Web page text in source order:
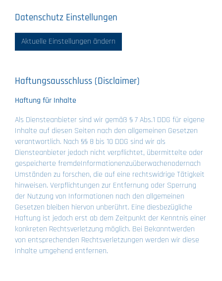
Datenschutz Einstellungen
Aktuelle Einstellungen ändern
Haftungsausschluss (Disclaimer)
Haftung für Inhalte
Als Diensteanbieter sind wir gemäß § 7 Abs.1 DDG für eigene
Inhalte auf diesen Seiten nach den allgemeinen Gesetzen
verantwortlich. Nach §§ 8 bis 10 DDG sind wir als
Diensteanbieter jedoch nicht verpflichtet, übermittelte oder
gespeicherte fremdeInformationenzuüberwachenodernach
Umständen zu forschen, die auf eine rechtswidrige Tätigkeit
hinweisen. Verpflichtungen zur Entfernung oder Sperrung
der Nutzung von Informationen nach den allgemeinen
Gesetzen bleiben hiervon unberührt. Eine diesbezügliche
Haftung ist jedoch erst ab dem Zeitpunkt der Kenntnis einer
konkreten Rechtsverletzung möglich. Bei Bekanntwerden
von entsprechenden Rechtsverletzungen werden wir diese
Inhalte umgehend entfernen.